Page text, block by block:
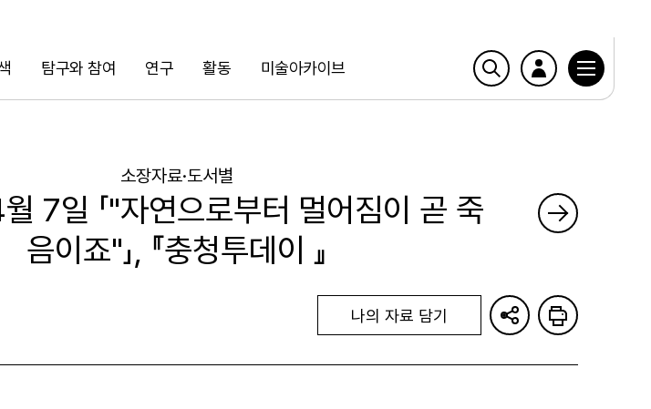
탐구와 참여 연구 활동 미술아카이브
검색
소장자료·도서별
7일 「"자연으로부터 멀어짐이 곧 죽
음이죠"」, 『충청투데이 』
나의 자료 담기